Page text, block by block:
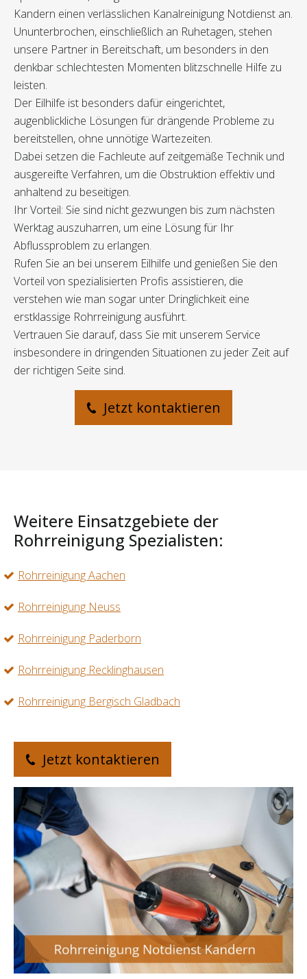
Kandern einen verlässlichen Kanalreinigung Notdienst an.
Ununterbrochen, einschließlich an Ruhetagen, stehen
unsere Partner in Bereitschaft, um besonders in den
denkbar schlechtesten Momenten blitzschnelle Hilfe zu
leisten.
Der Eilhilfe ist besonders dafür eingerichtet,
augenblickliche Lösungen für drängende Probleme zu
bereitstellen, ohne unnötige Wartezeiten.
Dabei setzen die Fachleute auf zeitgemäße Technik und
ausgereifte Verfahren, um die Obstruktion effektiv und
anhaltend zu beseitigen.
Ihr Vorteil: Sie sind nicht gezwungen bis zum nächsten
Werktag auszuharren, um eine Lösung für Ihr
Abflussproblem zu erlangen.
Rufen Sie an bei unserem Eilhilfe und genießen Sie den
Vorteil von spezialisierten Profis assistieren, die
verstehen wie man sogar unter Dringlichkeit eine
erstklassige Rohrreinigung ausführt.
Vertrauen Sie darauf, dass Sie mit unserem Service
insbesondere in dringenden Situationen zu jeder Zeit auf
der richtigen Seite sind.
Jetzt kontaktieren
Weitere Einsatzgebiete der
Rohrreinigung Spezialisten:
Rohrreinigung Aachen
Rohrreinigung Neuss
Rohrreinigung Paderborn
Rohrreinigung Recklinghausen
Rohrreinigung Bergisch Gladbach
Jetzt kontaktieren